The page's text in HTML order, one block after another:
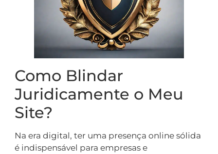
Como Blindar
Juridicamente o Meu
Site?
Na era digital, ter uma presença online sólida
é indispensável para empresas e